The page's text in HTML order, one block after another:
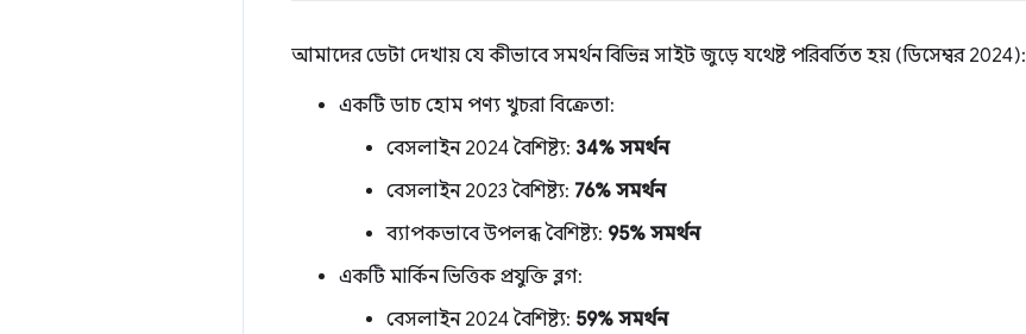
আমাদের ডেটা দেখায় যে কীভাবে সমর্থন বিভিন্ন সাইট জুড়ে যথেষ্ট পরিবর্তিত হয় (ডিসেম্বর 2024):
একটি ডাচ হোম পণ্য খুচরা বিক্রেতা:
বেসলাইন 2024 বৈশিষ্ট্য: 34% সমর্থন
বেসলাইন 2023 বৈশিষ্ট্য: 76% সমর্থন
ব্যাপকভাবে উপলব্ধ বৈশিষ্ট্য: 95% সমর্থন
একটি মার্কিন ভিত্তিক প্রযুক্তি ব্লগ:
বেসলাইন 2024 বৈশিষ্ট্য: 59% সমর্থন